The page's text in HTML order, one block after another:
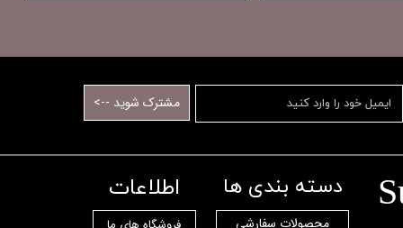
اطلاعات دسته بندی ها
محصولات سفارشی
مشترک شوید -->